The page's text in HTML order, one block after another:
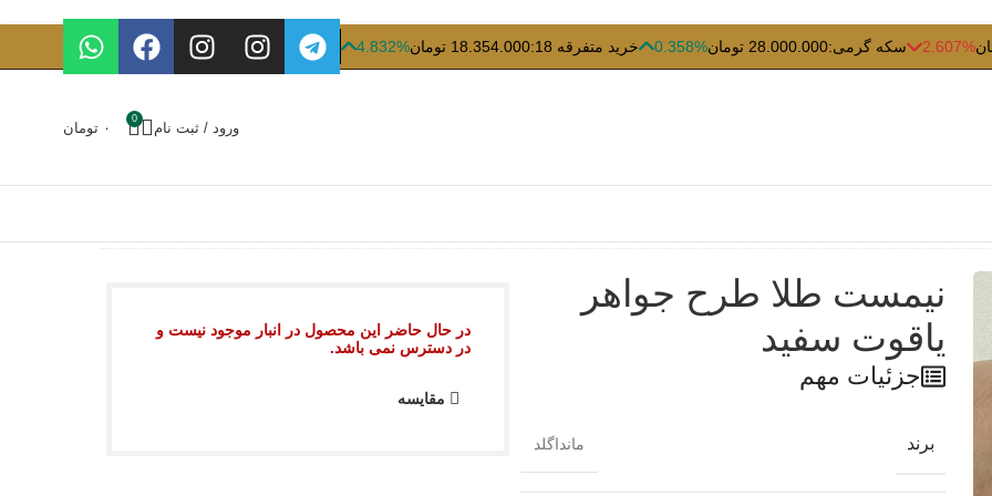
2.607% سکه گرمی:28.000.000 تومان 0.358% خرید متفرقه 18: 18.354.000 تومان 4.832%
ورود / ثبت نام
0
۰ تومان
نیمست طلا طرح جواهر
یاقوت سفید
جزئیات مهم
برند مانداگلد
در حال حاضر این محصول در انبار موجود نیست و
در دسترس نمی باشد.
مقایسه